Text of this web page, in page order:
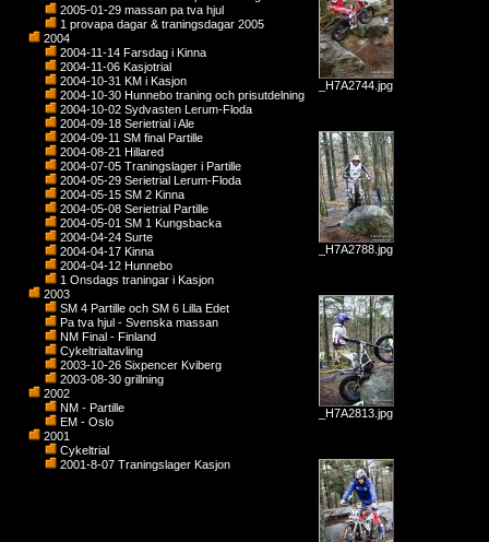
2005-01-29 massan pa tva hjul
1 provapa dagar & traningsdagar 2005
2004
2004-11-14 Farsdag i Kinna
2004-11-06 Kasjotrial
2004-10-31 KM i Kasjon
2004-10-30 Hunnebo traning och prisutdelning
2004-10-02 Sydvasten Lerum-Floda
2004-09-18 Serietrial i Ale
2004-09-11 SM final Partille
2004-08-21 Hillared
2004-07-05 Traningslager i Partille
2004-05-29 Serietrial Lerum-Floda
2004-05-15 SM 2 Kinna
2004-05-08 Serietrial Partille
2004-05-01 SM 1 Kungsbacka
2004-04-24 Surte
2004-04-17 Kinna
2004-04-12 Hunnebo
1 Onsdags traningar i Kasjon
2003
SM 4 Partille och SM 6 Lilla Edet
Pa tva hjul - Svenska massan
NM Final - Finland
Cykeltrialtavling
2003-10-26 Sixpencer Kviberg
2003-08-30 grillning
2002
NM - Partille
EM - Oslo
2001
Cykeltrial
2001-8-07 Traningslager Kasjon
_H7A2744.jpg
_H7A2788.jpg
_H7A2813.jpg